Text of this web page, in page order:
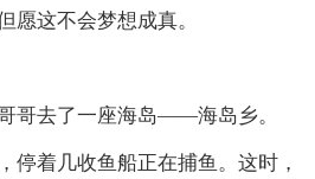
愿这不会梦想成真。
哥去了一座海岛——海岛乡。
停着几收鱼船正在捕鱼。这时，